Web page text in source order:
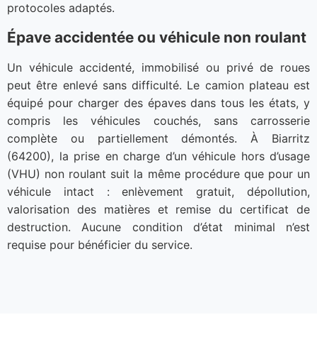
protocoles adaptés.
Épave accidentée ou véhicule non roulant
Un véhicule accidenté, immobilisé ou privé de roues
peut être enlevé sans difficulté. Le camion plateau est
équipé pour charger des épaves dans tous les états, y
compris les véhicules couchés, sans carrosserie
complète ou partiellement démontés. À Biarritz
(64200), la prise en charge d’un véhicule hors d’usage
(VHU) non roulant suit la même procédure que pour un
véhicule intact : enlèvement gratuit, dépollution,
valorisation des matières et remise du certificat de
destruction. Aucune condition d’état minimal n’est
requise pour bénéficier du service.